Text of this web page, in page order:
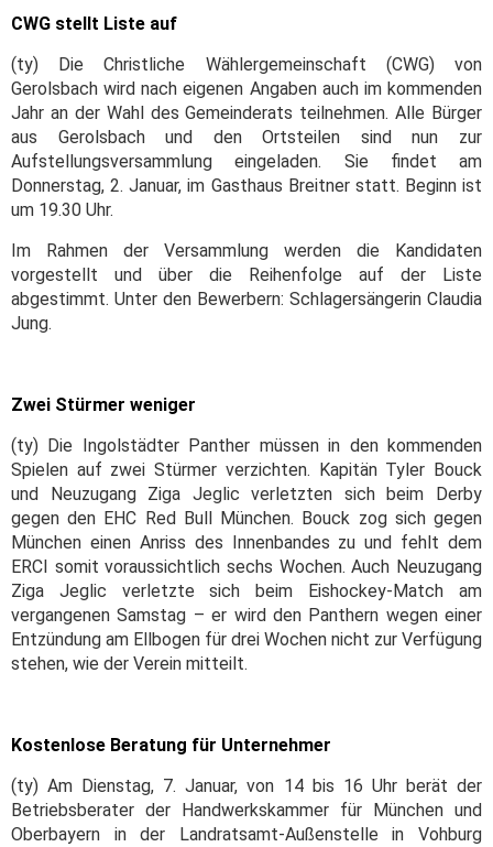
CWG stellt Liste auf
(ty) Die Christliche Wählergemeinschaft (CWG) von
Gerolsbach wird nach eigenen Angaben auch im kommenden
Jahr an der Wahl des Gemeinderats teilnehmen. Alle Bürger
aus Gerolsbach und den Ortsteilen sind nun zur
Aufstellungsversammlung eingeladen. Sie findet am
Donnerstag, 2. Januar, im Gasthaus Breitner statt. Beginn ist
um 19.30 Uhr.
Im Rahmen der Versammlung werden die Kandidaten
vorgestellt und über die Reihenfolge auf der Liste
abgestimmt. Unter den Bewerbern: Schlagersängerin Claudia
Jung.
Zwei Stürmer weniger
(ty) Die Ingolstädter Panther müssen in den kommenden
Spielen auf zwei Stürmer verzichten. Kapitän Tyler Bouck
und Neuzugang Ziga Jeglic verletzten sich beim Derby
gegen den EHC Red Bull München. Bouck zog sich gegen
München einen Anriss des Innenbandes zu und fehlt dem
ERCI somit voraussichtlich sechs Wochen. Auch Neuzugang
Ziga Jeglic verletzte sich beim Eishockey-Match am
vergangenen Samstag – er wird den Panthern wegen einer
Entzündung am Ellbogen für drei Wochen nicht zur Verfügung
stehen, wie der Verein mitteilt.
Kostenlose Beratung für Unternehmer
(ty) Am Dienstag, 7. Januar, von 14 bis 16 Uhr berät der
Betriebsberater der Handwerkskammer für München und
Oberbayern in der Landratsamt-Außenstelle in Vohburg